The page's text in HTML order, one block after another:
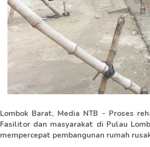
Lombok Barat, Media NTB - Proses
Fasilitor dan masyarakat di Pulau
mempercepat pembangunan rumah